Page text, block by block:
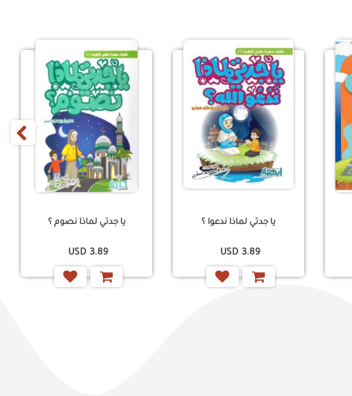
يا جدتي لماذا ندعوا ؟
3.89
USD
يا جدتي لماذا نصوم ؟
3.89
USD
‹